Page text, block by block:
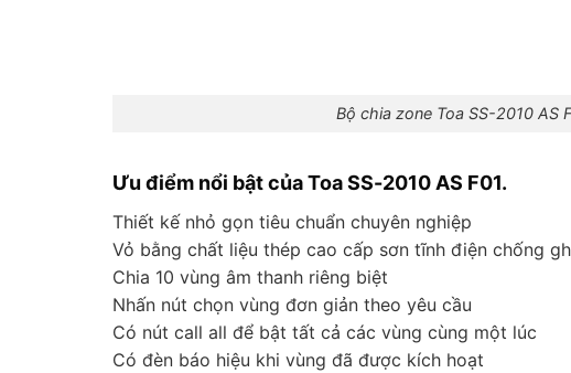
Bộ chia zone Toa SS-2010 AS
Ưu điểm nổi bật của Toa SS-2010 AS F01.
Thiết kế nhỏ gọn tiêu chuẩn chuyên nghiệp
Vỏ bằng chất liệu thép cao cấp sơn tĩnh điện chống
Chia 10 vùng âm thanh riêng biệt
Nhấn nút chọn vùng đơn giản theo yêu cầu
Có nút call all để bật tất cả các vùng cùng một lúc
Có đèn báo hiệu khi vùng đã được kích hoạt